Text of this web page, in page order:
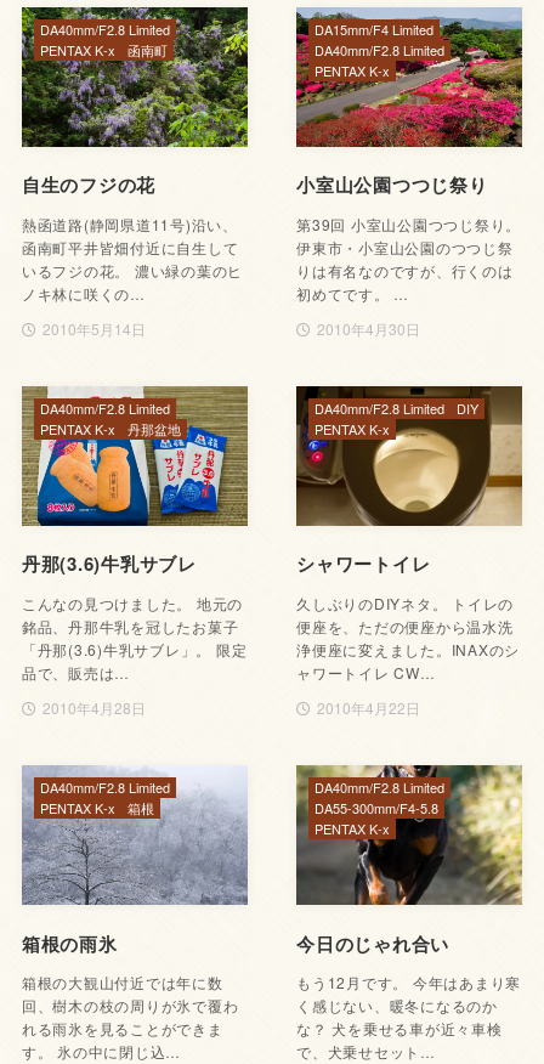
自生のフジの花
熱函道路(静岡県道11号)沿い、
函南町平井皆畑付近に自生して
いるフジの花。 濃い緑の葉のヒ
ノキ林に咲くの…
2010年5月14日
DA40mm/F2.8 Limited
PENTAX K-x
函南町
小室山公園つつじ祭り
第39回 小室山公園つつじ祭り。
伊東市・小室山公園のつつじ祭
りは有名なのですが、行くのは
初めてです。 …
2010年4月30日
DA15mm/F4 Limited
DA40mm/F2.8 Limited
PENTAX K-x
丹那(3.6)牛乳サブレ
こんなの見つけました。 地元の
銘品、丹那牛乳を冠したお菓子
「丹那(3.6)牛乳サブレ」。 限定
品で、販売は…
2010年4月28日
DA40mm/F2.8 Limited
PENTAX K-x
丹那盆地
シャワートイレ
久しぶりのDIYネタ。 トイレの
便座を、ただの便座から温水洗
浄便座に変えました。INAXのシ
ャワートイレ CW…
2010年4月22日
DA40mm/F2.8 Limited
DIY
PENTAX K-x
箱根の雨氷
箱根の大観山付近では年に数
回、樹木の枝の周りが氷で覆わ
れる雨氷を見ることができま
す。 氷の中に閉じ込…
DA40mm/F2.8 Limited
PENTAX K-x
箱根
今日のじゃれ合い
もう12月です。 今年はあまり寒
く感じない、暖冬になるのか
な？ 犬を乗せる車が近々車検
で、犬乗せセット…
DA40mm/F2.8 Limited
DA55-300mm/F4-5.8
PENTAX K-x